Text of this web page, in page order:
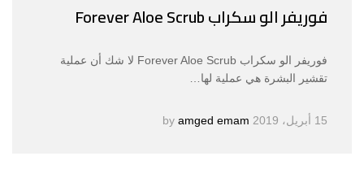
فوريفر الو سكراب Forever Aloe Scrub
فوريفر الو سكراب Forever Aloe Scrub لا شك أن عملية
تقشير البشرة هي عملية لها…
15 أبريل، 2019 amged emam